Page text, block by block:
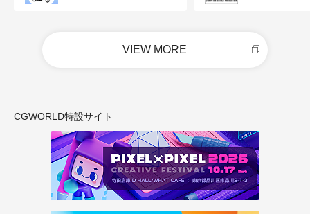
VIEW MORE
CGWORLD特設サイト